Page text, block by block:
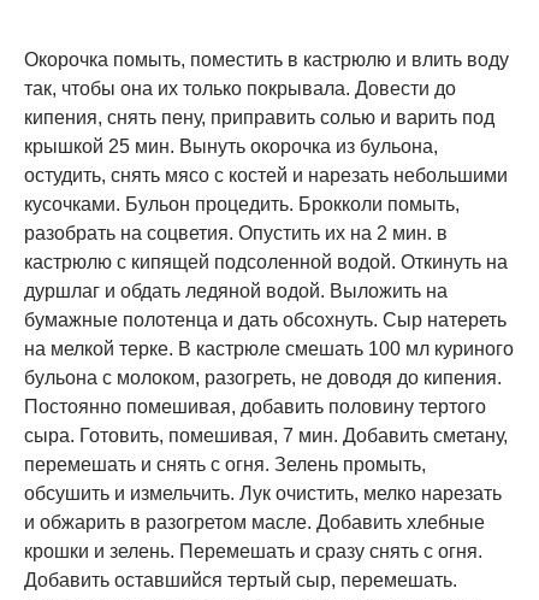
Окорочка помыть, поместить в кастрюлю и влить воду
так, чтобы она их только покрывала. Довести до
кипения, снять пену, приправить солью и варить под
крышкой 25 мин. Вынуть окорочка из бульона,
остудить, снять мясо с костей и нарезать небольшими
кусочками. Бульон процедить. Брокколи помыть,
разобрать на соцветия. Опустить их на 2 мин. в
кастрюлю с кипящей подсоленной водой. Откинуть на
дуршлаг и обдать ледяной водой. Выложить на
бумажные полотенца и дать обсохнуть. Сыр натереть
на мелкой терке. В кастрюле смешать 100 мл куриного
бульона с молоком, разогреть, не доводя до кипения.
Постоянно помешивая, добавить половину тертого
сыра. Готовить, помешивая, 7 мин. Добавить сметану,
перемешать и снять с огня. Зелень промыть,
обсушить и измельчить. Лук очистить, мелко нарезать
и обжарить в разогретом масле. Добавить хлебные
крошки и зелень. Перемешать и сразу снять с огня.
Добавить оставшийся тертый сыр, перемешать.